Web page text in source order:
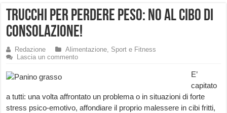
Trucchi per perdere peso: NO al cibo di
consolazione!
Redazione
Alimentazione, Sport e Fitness
Lascia un commento
E’
capitato
a tutti: una volta affrontato un problema o in situazioni di forte
stress psico-emotivo, affondiare il proprio malessere in cibi fritti,